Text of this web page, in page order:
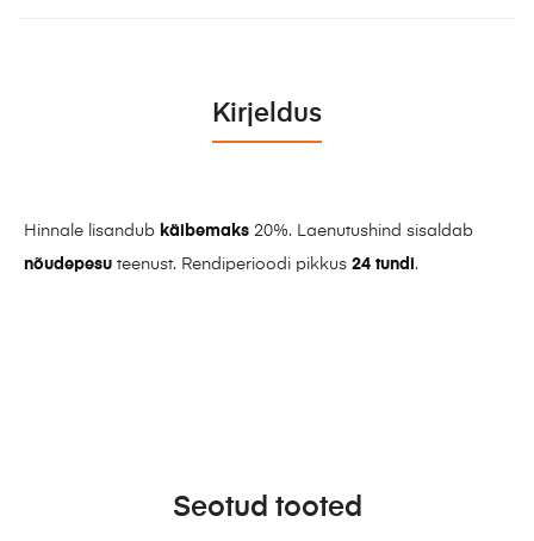
Kirjeldus
Hinnale lisandub käibemaks 20%. Laenutushind sisaldab
nõudepesu teenust. Rendiperioodi pikkus 24 tundi .
Seotud tooted